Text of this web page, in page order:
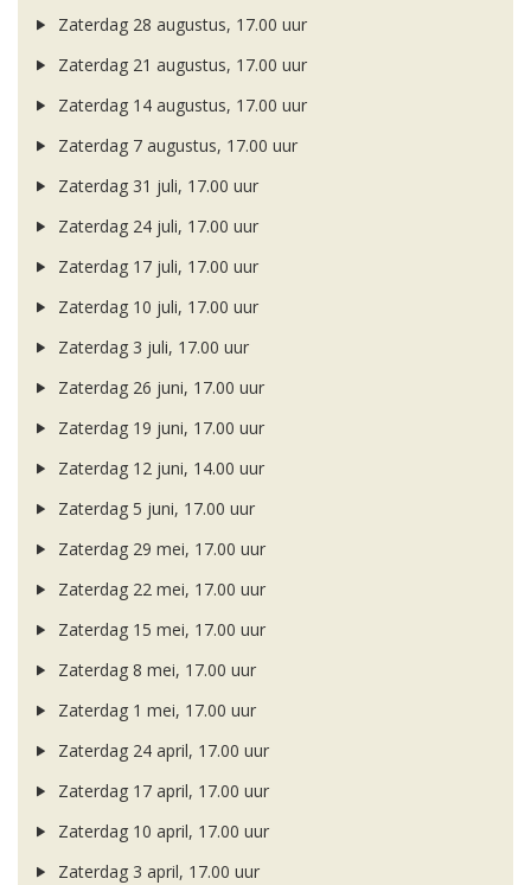
Zaterdag 28 augustus, 17.00 uur
Zaterdag 21 augustus, 17.00 uur
Zaterdag 14 augustus, 17.00 uur
Zaterdag 7 augustus, 17.00 uur
Zaterdag 31 juli, 17.00 uur
Zaterdag 24 juli, 17.00 uur
Zaterdag 17 juli, 17.00 uur
Zaterdag 10 juli, 17.00 uur
Zaterdag 3 juli, 17.00 uur
Zaterdag 26 juni, 17.00 uur
Zaterdag 19 juni, 17.00 uur
Zaterdag 12 juni, 14.00 uur
Zaterdag 5 juni, 17.00 uur
Zaterdag 29 mei, 17.00 uur
Zaterdag 22 mei, 17.00 uur
Zaterdag 15 mei, 17.00 uur
Zaterdag 8 mei, 17.00 uur
Zaterdag 1 mei, 17.00 uur
Zaterdag 24 april, 17.00 uur
Zaterdag 17 april, 17.00 uur
Zaterdag 10 april, 17.00 uur
Zaterdag 3 april, 17.00 uur